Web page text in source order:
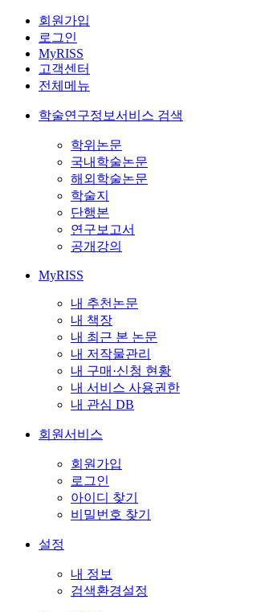
회원가입
로그인
MyRISS
고객센터
전체메뉴
학술연구정보서비스 검색
학위논문
국내학술논문
해외학술논문
학술지
단행본
연구보고서
공개강의
MyRISS
내 추천논문
내 책장
내 최근 본 논문
내 저작물관리
내 구매·신청 현황
내 서비스 사용권한
내 관심 DB
회원서비스
회원가입
로그인
아이디 찾기
비밀번호 찾기
설정
내 정보
검색환경설정